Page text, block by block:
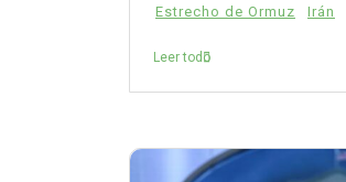
Estrecho de Ormuz
Irán
Leer todo